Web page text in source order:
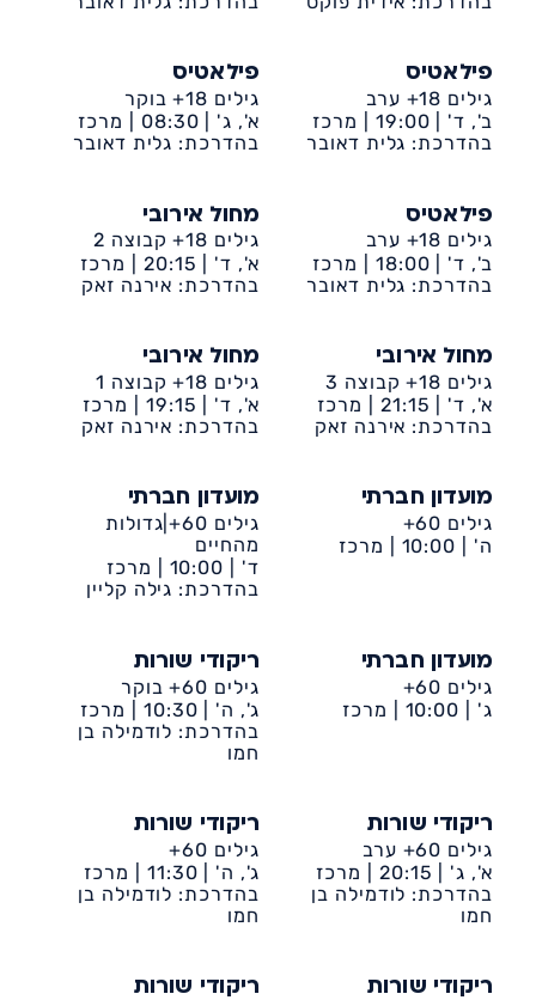
פילאטיס
גילים 18+ ערב
ב', ד' | 19:00 |
מרכז
קהילתי דיונה
בהדרכת: גלית דאובר
פילאטיס
גילים 18+ בוקר
א', ג' | 08:30 |
מרכז
קהילתי דיונה
בהדרכת: גלית דאובר
פילאטיס
גילים 18+ ערב
ב', ד' | 18:00 |
מרכז
קהילתי דיונה
בהדרכת: גלית דאובר
מחול אירובי
גילים 18+ קבוצה 2
א', ד' | 20:15 |
מרכז
קהילתי דיונה
בהדרכת: אירנה זאק
מחול אירובי
גילים 18+ קבוצה 3
א', ד' | 21:15 |
מרכז
קהילתי דיונה
בהדרכת: אירנה זאק
מחול אירובי
גילים 18+ קבוצה 1
א', ד' | 19:15 |
מרכז
קהילתי דיונה
בהדרכת: אירנה זאק
מועדון חברתי
גילים 60+
ה' | 10:00 |
מרכז
מועדון חברתי
גילים 60+|גדולות
מהחיים
ד' | 10:00 |
מרכז
קהילתי דיונה
בהדרכת: גילה קליין
מועדון חברתי
גילים 60+
ג' | 10:00 |
מרכז
ריקודי שורות
גילים 60+ בוקר
ג', ה' | 10:30 |
מרכז
קהילתי דיונה
בהדרכת: לודמילה בן
חמו
ריקודי שורות
גילים 60+ ערב
א', ג' | 20:15 |
מרכז
קהילתי דיונה
בהדרכת: לודמילה בן
חמו
ריקודי שורות
גילים 60+
ג', ה' | 11:30 |
מרכז
קהילתי דיונה
בהדרכת: לודמילה בן
חמו
ריקודי שורות ריקודי שורות